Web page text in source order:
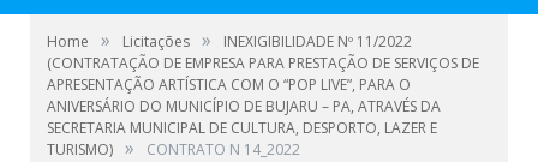
Home » Licitações »
INEXIGIBILIDADE Nº 11/2022
(CONTRATAÇÃO DE EMPRESA PARA PRESTAÇÃO DE SERVIÇOS DE
APRESENTAÇÃO ARTÍSTICA COM O “POP LIVE”, PARA O
ANIVERSÁRIO DO MUNICÍPIO DE BUJARU – PA, ATRAVÉS DA
SECRETARIA MUNICIPAL DE CULTURA, DESPORTO, LAZER E
TURISMO) » CONTRATO N 14_2022